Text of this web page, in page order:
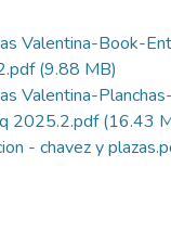
Valentina-Book-
(9.88 MB)
Valentina-Planchas-
2025.2.pdf(16.43
- chavez y